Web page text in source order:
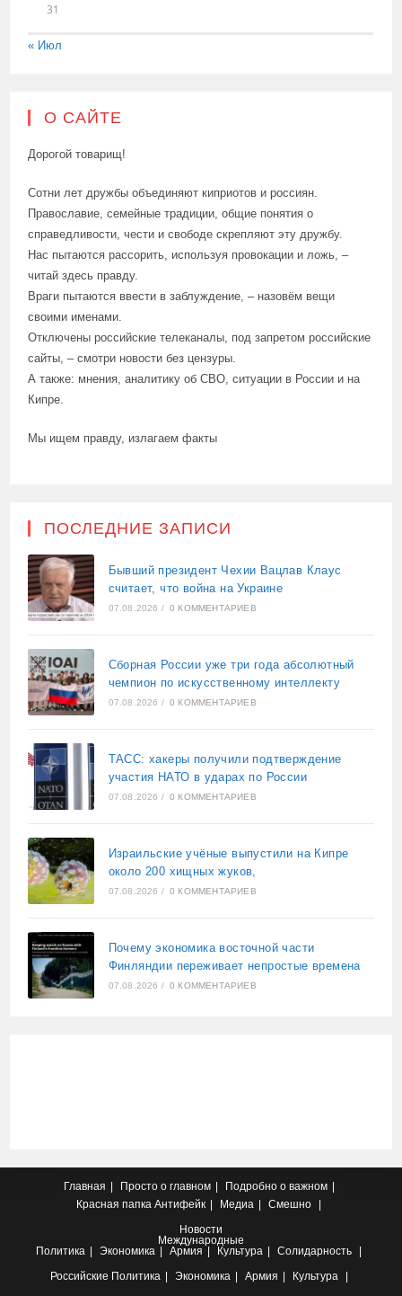
31
« Июл
О САЙТЕ
Дорогой товарищ!
Сотни лет дружбы объединяют киприотов и россиян.
Православие, семейные традиции, общие понятия о
справедливости, чести и свободе скрепляют эту дружбу.
Нас пытаются рассорить, используя провокации и ложь, –
читай здесь правду.
Враги пытаются ввести в заблуждение, – назовём вещи
своими именами.
Отключены российские телеканалы, под запретом российские
сайты, – смотри новости без цензуры.
А также: мнения, аналитику об СВО, ситуации в России и на
Кипре.
Мы ищем правду, излагаем факты
ПОСЛЕДНИЕ ЗАПИСИ
Бывший президент Чехии Вацлав Клаус
считает, что война на Украине
07.08.2026 / 0 КОММЕНТАРИЕВ
Сборная России уже три года абсолютный
чемпион по искусственному интеллекту
07.08.2026 / 0 КОММЕНТАРИЕВ
ТАСС: хакеры получили подтверждение
участия НАТО в ударах по России
07.08.2026 / 0 КОММЕНТАРИЕВ
Израильские учёные выпустили на Кипре
около 200 хищных жуков,
07.08.2026 / 0 КОММЕНТАРИЕВ
Почему экономика восточной части
Финляндии переживает непростые времена
07.08.2026 / 0 КОММЕНТАРИЕВ
Главная Просто о главном
Подробно о важном
Красная папка Антифейк Медиа
Смешно
Новости
Международные
Политика
Экономика Армия Культура
Солидарность
Российские Политика Экономика Армия
Культура